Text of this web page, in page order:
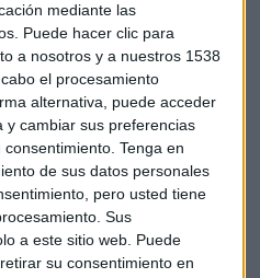
mediante las
Puede hacer clic para
a nosotros y a nuestros 1538
el procesamiento
alternativa, puede acceder
y cambiar sus preferencias
Tenga en
de sus datos personales
pero usted tiene
Sus
a este sitio web. Puede
su consentimiento en
baja en un 0,66%, y el
La compañía electrónica
contraHuawei
en China de infringir 6 de
Nike en China supera ya a
Li Ning y Anta Sports
Beijing 2008. Los ingresos de
en un 117%.